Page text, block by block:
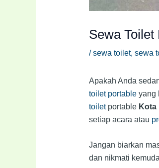
Sewa
/sewa toilet, sewa
Apakah Anda
toilet portableyang
toiletportable Kota
setiap acara atau
Jangan biarkan
dan nikmati